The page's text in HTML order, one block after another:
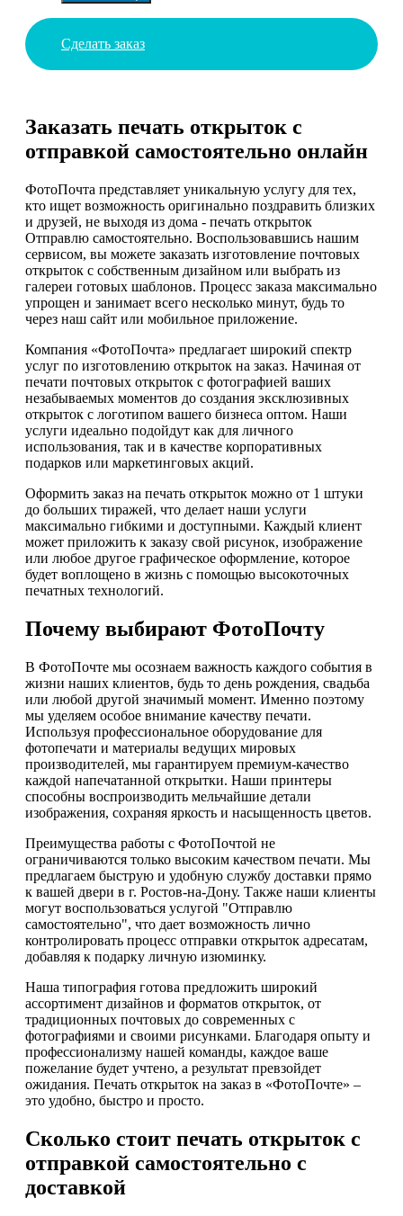
Сделать заказ
Заказать печать открыток с
отправкой самостоятельно онлайн
ФотоПочта представляет уникальную услугу для тех,
кто ищет возможность оригинально поздравить близких
и друзей, не выходя из дома - печать открыток
Отправлю самостоятельно. Воспользовавшись нашим
сервисом, вы можете заказать изготовление почтовых
открыток с собственным дизайном или выбрать из
галереи готовых шаблонов. Процесс заказа максимально
упрощен и занимает всего несколько минут, будь то
через наш сайт или мобильное приложение.
Компания «ФотоПочта» предлагает широкий спектр
услуг по изготовлению открыток на заказ. Начиная от
печати почтовых открыток с фотографией ваших
незабываемых моментов до создания эксклюзивных
открыток с логотипом вашего бизнеса оптом. Наши
услуги идеально подойдут как для личного
использования, так и в качестве корпоративных
подарков или маркетинговых акций.
Оформить заказ на печать открыток можно от 1 штуки
до больших тиражей, что делает наши услуги
максимально гибкими и доступными. Каждый клиент
может приложить к заказу свой рисунок, изображение
или любое другое графическое оформление, которое
будет воплощено в жизнь с помощью высокоточных
печатных технологий.
Почему выбирают ФотоПочту
В ФотоПочте мы осознаем важность каждого события в
жизни наших клиентов, будь то день рождения, свадьба
или любой другой значимый момент. Именно поэтому
мы уделяем особое внимание качеству печати.
Используя профессиональное оборудование для
фотопечати и материалы ведущих мировых
производителей, мы гарантируем премиум-качество
каждой напечатанной открытки. Наши принтеры
способны воспроизводить мельчайшие детали
изображения, сохраняя яркость и насыщенность цветов.
Преимущества работы с ФотоПочтой не
ограничиваются только высоким качеством печати. Мы
предлагаем быструю и удобную службу доставки прямо
к вашей двери в г. Ростов-на-Дону. Также наши клиенты
могут воспользоваться услугой "Отправлю
самостоятельно", что дает возможность лично
контролировать процесс отправки открыток адресатам,
добавляя к подарку личную изюминку.
Наша типография готова предложить широкий
ассортимент дизайнов и форматов открыток, от
традиционных почтовых до современных с
фотографиями и своими рисунками. Благодаря опыту и
профессионализму нашей команды, каждое ваше
пожелание будет учтено, а результат превзойдет
ожидания. Печать открыток на заказ в «ФотоПочте» –
это удобно, быстро и просто.
Сколько стоит печать открыток с
отправкой самостоятельно с
доставкой